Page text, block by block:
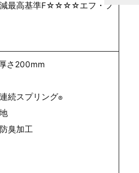
減最高基準F☆☆☆☆エフ・フ
さ200mm
続スプリング®
臭加工